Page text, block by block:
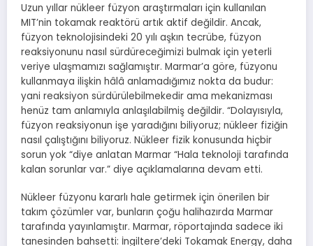
Uzun yıllar nükleer füzyon araştırmaları için kullanılan
MIT’nin tokamak reaktörü artık aktif değildir. Ancak,
füzyon teknolojisindeki 20 yılı aşkın tecrübe, füzyon
reaksiyonunu nasıl sürdüreceğimizi bulmak için yeterli
veriye ulaşmamızı sağlamıştır. Marmar’a göre, füzyonu
kullanmaya ilişkin hâlâ anlamadığımız nokta da budur:
yani reaksiyon sürdürülebilmekedir ama mekanizması
henüz tam anlamıyla anlaşılabilmiş değildir. “Dolayısıyla,
füzyon reaksiyonun işe yaradığını biliyoruz; nükleer fiziğin
nasıl çalıştığını biliyoruz. Nükleer fizik konusunda hiçbir
sorun yok “diye anlatan Marmar “Hala teknoloji tarafında
kalan sorunlar var.” diye açıklamalarına devam etti.
Nükleer füzyonu kararlı hale getirmek için önerilen bir
takım çözümler var, bunların çoğu halihazırda Marmar
tarafında yayınlamıştır. Marmar, röportajında sadece iki
tanesinden bahsetti: İngiltere’deki Tokamak Energy, daha